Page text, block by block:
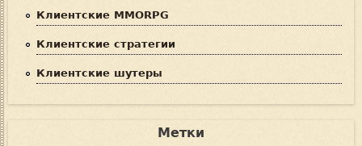
Клиентские MMORPG
Клиентские стратегии
Клиентские шутеры
Метки